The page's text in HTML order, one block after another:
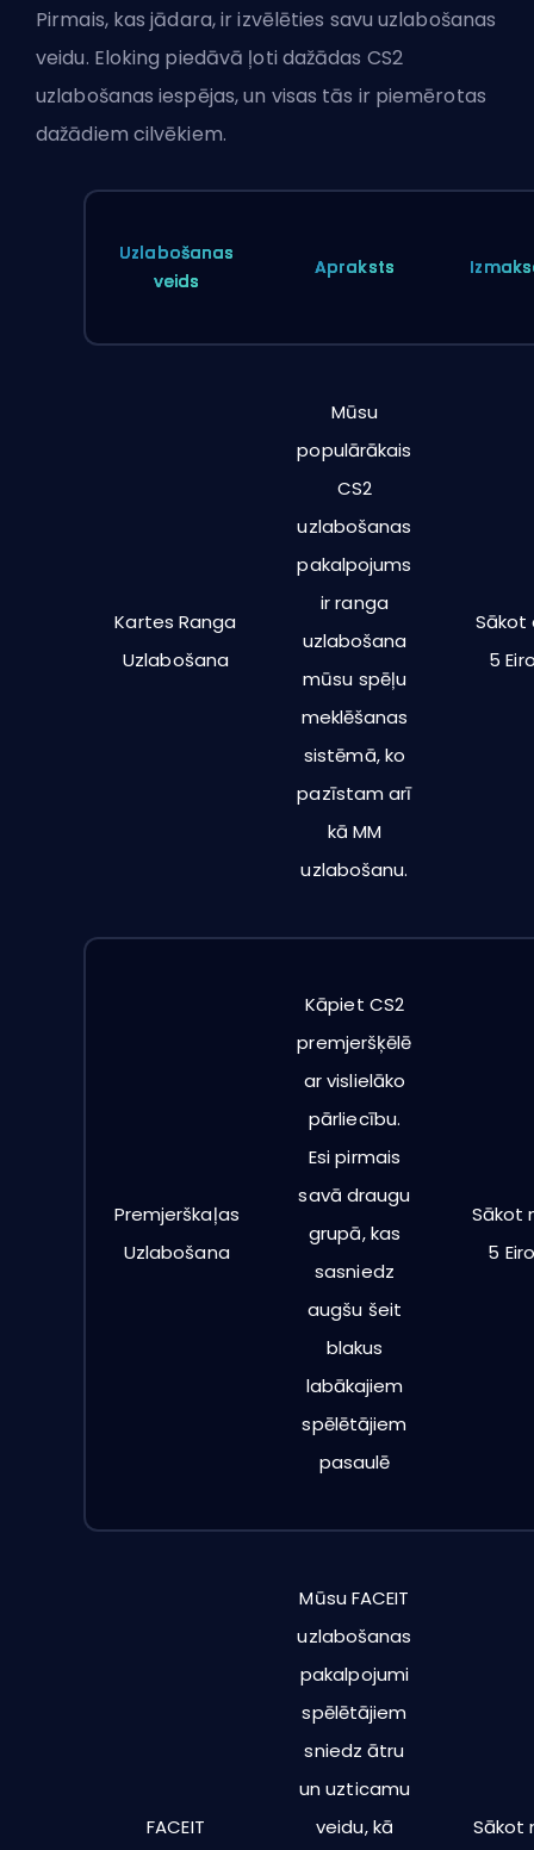
Pirmais, kas jādara, ir izvēlēties savu uzlabošanas
veidu. Eloking piedāvā ļoti dažādas CS2
uzlabošanas iespējas, un visas tās ir piemērotas
dažādiem cilvēkiem.
Uzlabošanas
veids
Apraksts
Kartes Ranga
Uzlabošana
Mūsu
populārākais
CS2
uzlabošanas
pakalpojums
ir ranga
uzlabošana
mūsu spēļu
meklēšanas
sistēmā, ko
pazīstam arī
kā MM
uzlabošanu.
Sākot
5
Premjerškaļas
Uzlabošana
Kāpiet CS2
premjeršķēlē
ar vislielāko
pārliecību.
Esi pirmais
savā draugu
grupā, kas
sasniedz
augšu šeit
blakus
labākajiem
spēlētājiem
pasaulē
Sākot
5
FACEIT
Mūsu FACEIT
uzlabošanas
pakalpojumi
spēlētājiem
sniedz ātru
un uzticamu
veidu, kā
Sākot